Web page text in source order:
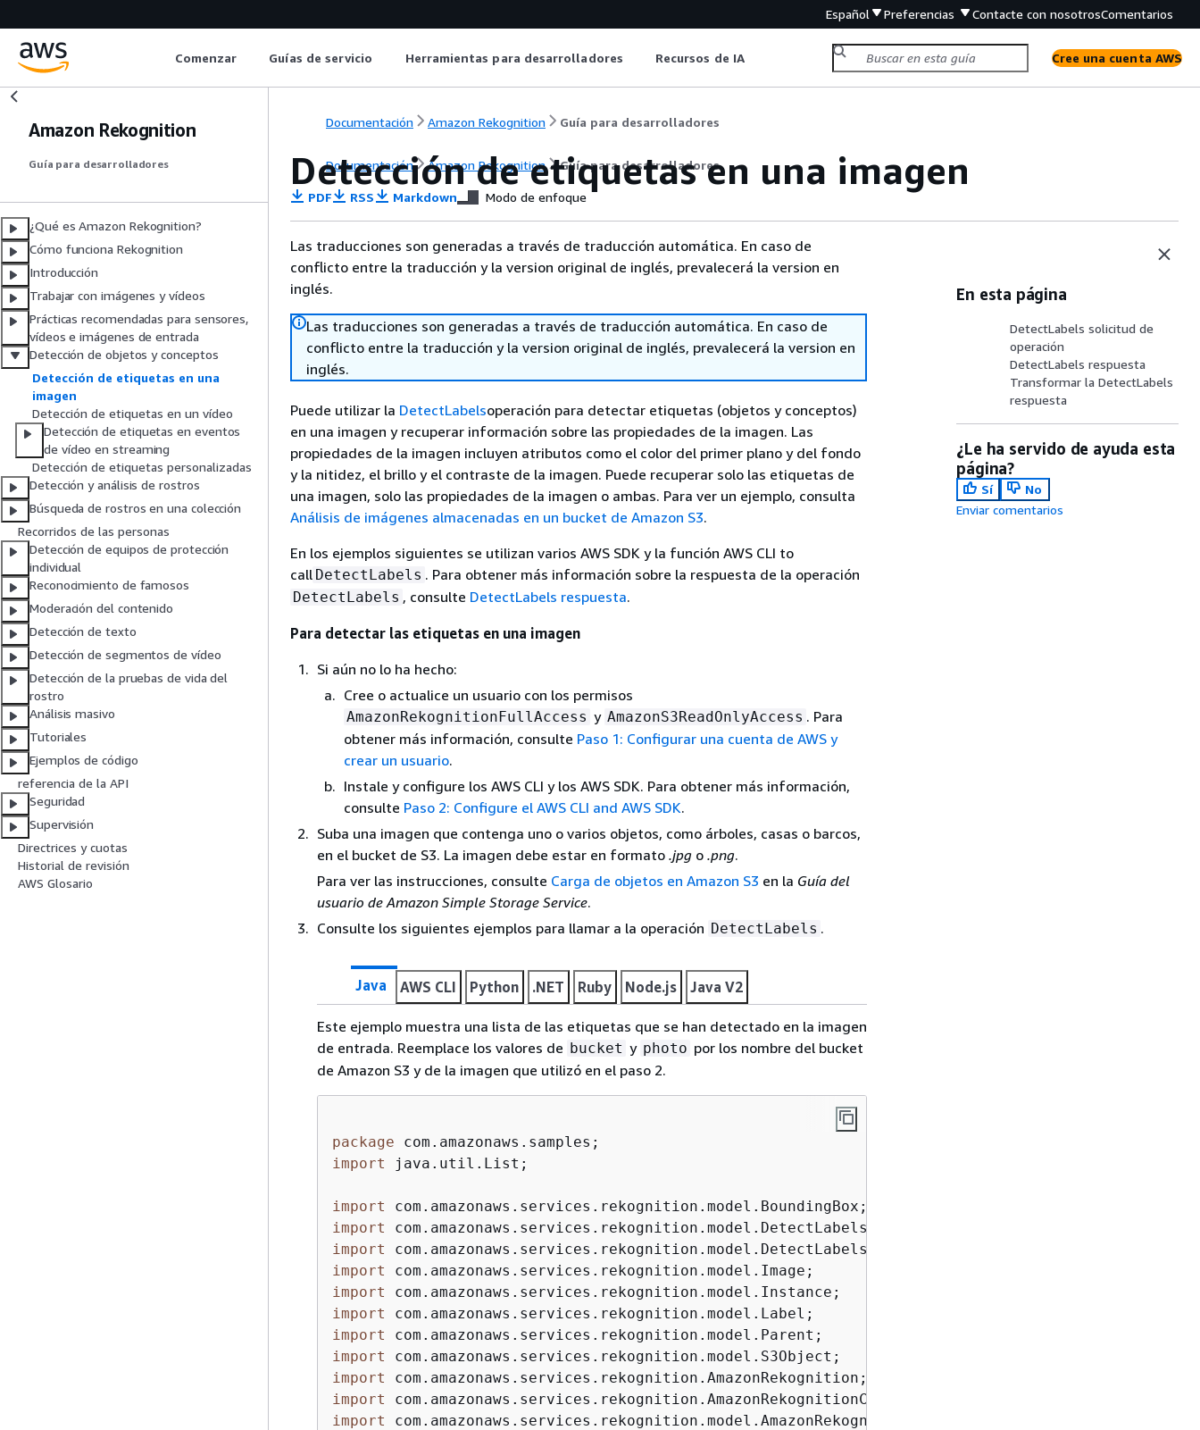
Español Preferencias Contacte con nosotrosComentarios
Comenzar Guías de servicio Herramientas para desarrolladores Recursos de IA Cree una cuenta AWS
Amazon Rekognition
Guía para desarrolladores
¿Qué es Amazon Rekognition?
Cómo funciona Rekognition
Introducción
Trabajar con imágenes y vídeos
Prácticas recomendadas para sensores,
vídeos e imágenes de entrada
Detección de objetos y conceptos
Detección de etiquetas en una
imagen
Detección de etiquetas en un vídeo
Detección de etiquetas en eventos
de vídeo en streaming
Detección de etiquetas personalizadas
Detección y análisis de rostros
Búsqueda de rostros en una colección
Recorridos de las personas
Detección de equipos de protección
individual
Reconocimiento de famosos
Moderación del contenido
Detección de texto
Detección de segmentos de vídeo
Detección de la pruebas de vida del
rostro
Análisis masivo
Tutoriales
Ejemplos de código
referencia de la API
Seguridad
Supervisión
Directrices y cuotas
Historial de revisión
AWS Glosario
Documentación Amazon Rekognition Guía para desarrolladores
Documentación Amazon Rekognition Guía para desarrolladores
Detección de etiquetas en una imagen
PDF RSS Markdown Modo de enfoque
Las traducciones son generadas a través de traducción automática. En caso de
conflicto entre la traducción y la version original de inglés, prevalecerá la version en
inglés.
Las traducciones son generadas a través de traducción automática. En caso de
conflicto entre la traducción y la version original de inglés, prevalecerá la version en
inglés.
Puede utilizar la DetectLabelsoperación para detectar etiquetas (objetos y conceptos)
en una imagen y recuperar información sobre las propiedades de la imagen. Las
propiedades de la imagen incluyen atributos como el color del primer plano y del fondo
y la nitidez, el brillo y el contraste de la imagen. Puede recuperar solo las etiquetas de
una imagen, solo las propiedades de la imagen o ambas. Para ver un ejemplo, consulta
Análisis de imágenes almacenadas en un bucket de Amazon S3.
En los ejemplos siguientes se utilizan varios AWS SDK y la función AWS CLI to
call DetectLabels . Para obtener más información sobre la respuesta de la operación
DetectLabels , consulte DetectLabels respuesta.
Para detectar las etiquetas en una imagen
Si aún no lo ha hecho:
Cree o actualice un usuario con los permisos
AmazonRekognitionFullAccess y AmazonS3ReadOnlyAccess . Para
obtener más información, consulte Paso 1: Configurar una cuenta de AWS y
crear un usuario.
Instale y configure los AWS CLI y los AWS SDK. Para obtener más información,
consulte Paso 2: Configure el AWS CLI and AWS SDK.
Suba una imagen que contenga uno o varios objetos, como árboles, casas o barcos,
en el bucket de S3. La imagen debe estar en formato .jpg o .png.
Para ver las instrucciones, consulte Carga de objetos en Amazon S3 en la Guía del
usuario de Amazon Simple Storage Service.
Consulte los siguientes ejemplos para llamar a la operación DetectLabels .
Java AWS CLI Python .NET Ruby Node.js Java V2
Este ejemplo muestra una lista de las etiquetas que se han detectado en la imagen
de entrada. Reemplace los valores de bucket y photo por los nombre del bucket
de Amazon S3 y de la imagen que utilizó en el paso 2.
package
import
java.util.List;
import
import
import
import
import
import
import
import
import
import
import
com.amazonaws.services.rekognition.model.AmazonRekognitionException;
En esta página
DetectLabels solicitud de
operación
DetectLabels respuesta
Transformar la DetectLabels
respuesta
¿Le ha servido de ayuda esta
página?
Sí
No
Enviar comentarios